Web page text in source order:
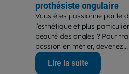
prothésiste ongulaire
Vous êtes passionné par le
l’esthétique et plus
beauté des ongles ? Pour
passion en métier, devenez...
Lire la suite